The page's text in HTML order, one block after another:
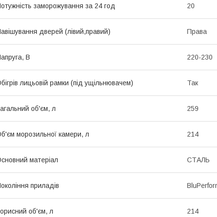
заморожування за 24 год 20
дверей (лівий,правий) Права
В 220-230
лицьовій рамки (під ущільнювачем) Так
об'єм, л 259
морозильної камери, л 214
матеріал СТАЛЬ
приладів
об'єм, л 214